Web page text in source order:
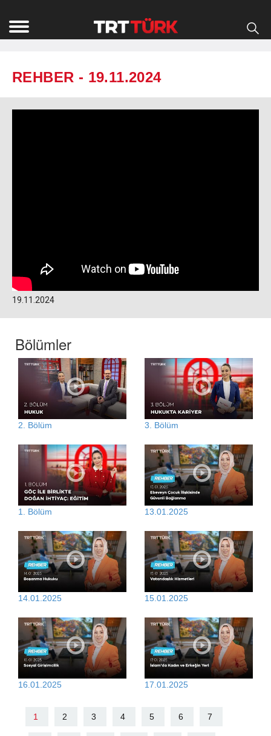
REHBER - 19.11.2024
19.11.2024
Bölümler
2. Bölüm 3. Bölüm
1. Bölüm 13.01.2025
14.01.2025 15.01.2025
16.01.2025 17.01.2025
1 2 3 4 5 6 7